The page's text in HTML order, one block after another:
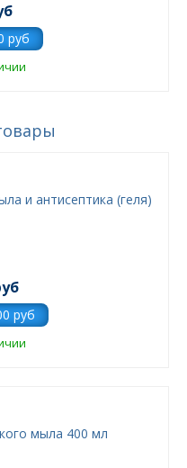
и антисептика (геля)
жидкого мыла 400 мл